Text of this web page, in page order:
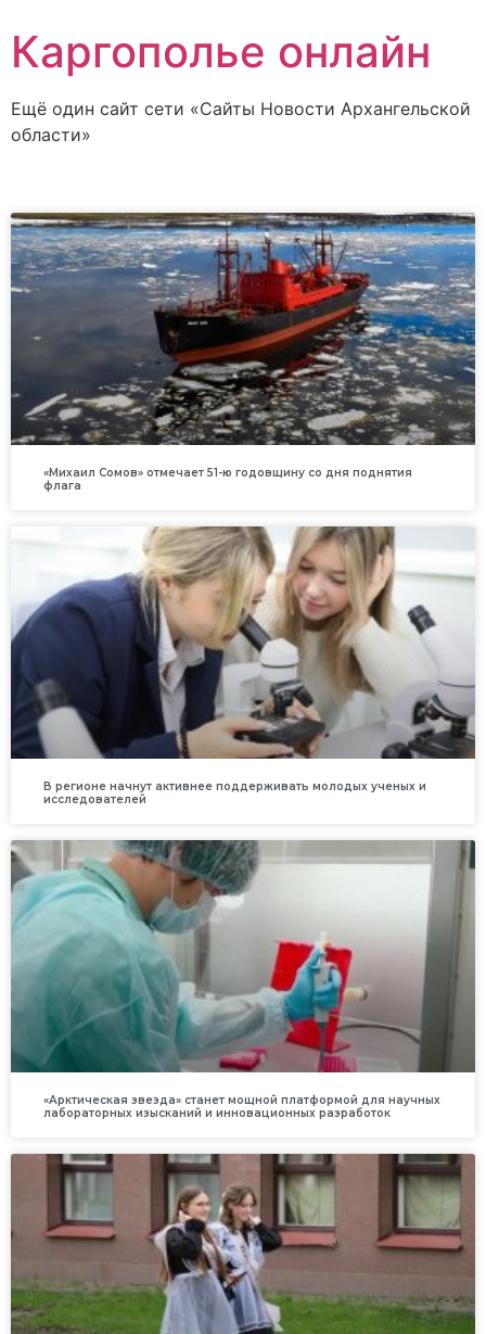
Каргополье онлайн
Ещё один сайт сети «Сайты Новости Архангельской
области»
«Михаил Сомов» отмечает 51-ю годовщину со дня поднятия
флага
В регионе начнут активнее поддерживать молодых ученых и
исследователей
«Арктическая звезда» станет мощной платформой для научных
лабораторных изысканий и инновационных разработок